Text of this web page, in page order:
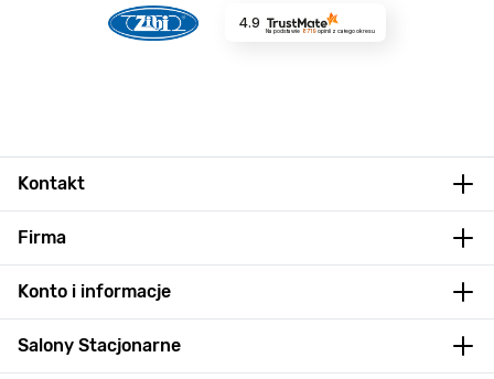
4.9
Na podstawie 8719opinii z całego okresu
Kontakt
Firma
Konto i informacje
Salony Stacjonarne